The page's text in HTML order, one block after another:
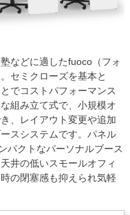
などに適したfuoco（フォ
セミクローズを基本と
でコストパフォーマンス
組み立て式で、小規模オ
、レイアウト変更や追加
スシステムです。パネル
パクトなパーソナルブース
井の低いスモールオフィ
の閉塞感も抑えられ気軽